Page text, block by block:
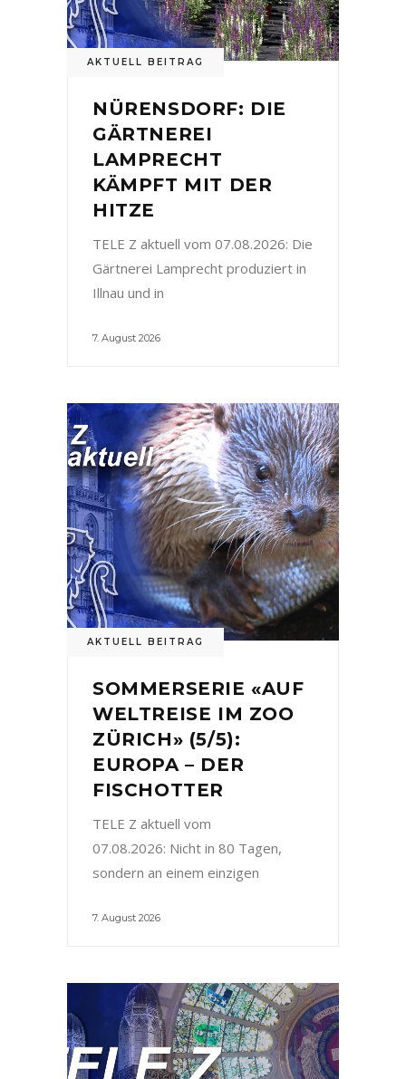
AKTUELL BEITRAG
NÜRENSDORF: DIE
GÄRTNEREI
LAMPRECHT
KÄMPFT MIT DER
HITZE
TELE Z aktuell vom 07.08.2026: Die
Gärtnerei Lamprecht produziert in
Illnau und in
7. August 2026
AKTUELL BEITRAG
SOMMERSERIE «AUF
WELTREISE IM ZOO
ZÜRICH» (5/5):
EUROPA – DER
FISCHOTTER
TELE Z aktuell vom
07.08.2026: Nicht in 80 Tagen,
sondern an einem einzigen
7. August 2026